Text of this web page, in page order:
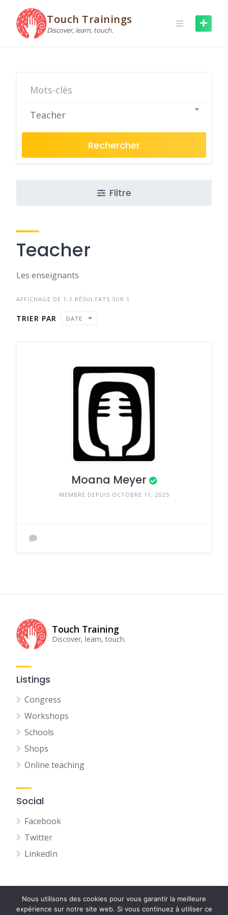
content
Touch Trainings
Discover, learn, touch.
Teacher
Rechercher
Filtre
Teacher
Les enseignants
AFFICHAGE DE 1-1 RÉSULTATS SUR 1
TRIER PAR DATE
Moana Meyer
MEMBRE DEPUIS OCTOBRE 11, 2025
Touch Training
Discover, learn, touch.
Listings
Congress
Workshops
Schools
Shops
Online teaching
Social
Facebook
Twitter
LinkedIn
(C) Qi Zen 2025
Nous utilisons des cookies pour vous garantir la meilleure
expérience sur notre site web. Si vous continuez à utiliser ce